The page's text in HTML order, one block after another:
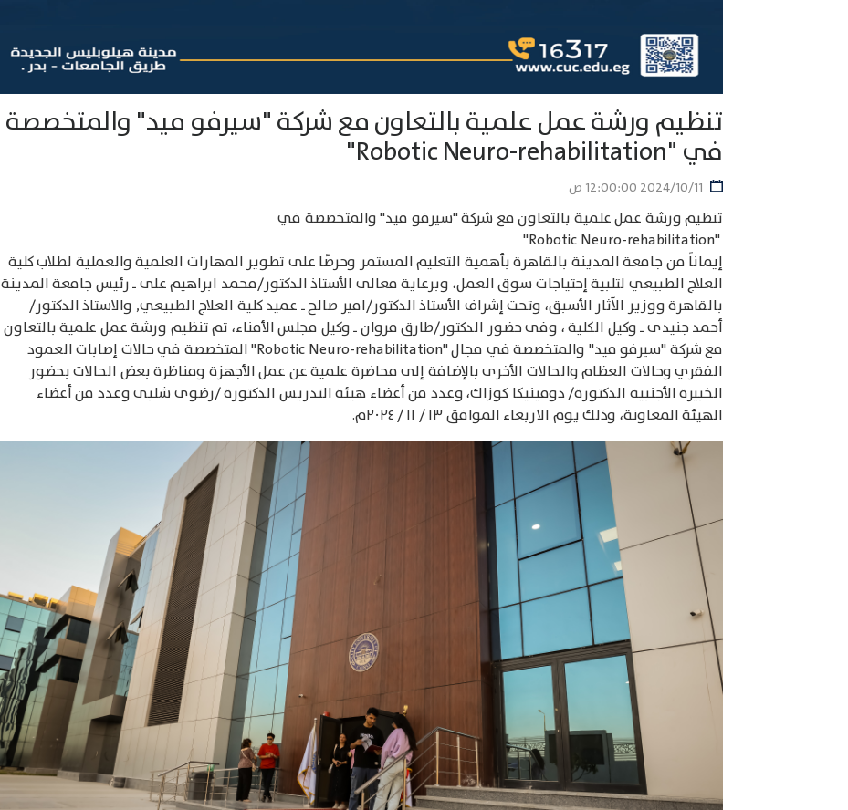
تنظيم ورشة عمل علمية بالتعاون مع شركة "سيرفو ميد" والمتخصصة
في "Robotic Neuro-rehabilitation"
11‏‏/10‏‏/2024 12:00:00 ص
تنظيم ورشة عمل علمية بالتعاون مع شركة "سيرفو ميد" والمتخصصة في
"Robotic Neuro-rehabilitation"
إيماناً من جامعة المدينة بالقاهرة بأهمية التعليم المستمر وحرصًا على تطوير المهارات العلمية والعملية لطلاب كلية
العلاج الطبيعي لتلبية إحتياجات سوق العمل، وبرعاية معالى الأستاذ الدكتور/محمد ابراهيم على ـ رئيس جامعة المدينة
بالقاهرة ووزير الآثار الأسبق، وتحت إشراف الأستاذ الدكتور/امير صالح ـ عميد كلية العلاج الطبيعي, والاستاذ الدكتور/
أحمد جنيدى ـ وكيل الكلية ، وفى حضور الدكتور/طارق مروان ـ وكيل مجلس الأمناء، تم تنظيم ورشة عمل علمية بالتعاون
مع شركة "سيرفو ميد" والمتخصصة في مجال "Robotic Neuro-rehabilitation" المتخصصة في حالات إصابات العمود
الفقري وحالات العظام والحالات الأخرى بالإضافة إلى محاضرة علمية عن عمل الأجهزة ومناظرة بعض الحالات بحضور
الخبيرة الأجنبية الدكتورة/ دومينيكا كوزاك، وعدد من أعضاء هيئة التدريس الدكتورة /رضوى شلبى وعدد من أعضاء
الهيئة المعاونة، وذلك يوم الاربعاء الموافق ١٣ / ١١ / ٢٠٢٤م.